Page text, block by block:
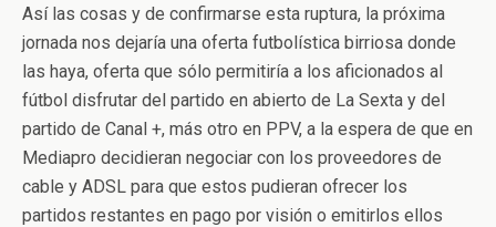
Así las cosas y de confirmarse esta ruptura, la próxima
jornada nos dejaría una oferta futbolística birriosa donde
las haya, oferta que sólo permitiría a los aficionados al
fútbol disfrutar del partido en abierto de La Sexta y del
partido de Canal +, más otro en PPV, a la espera de que en
Mediapro decidieran negociar con los proveedores de
cable y ADSL para que estos pudieran ofrecer los
partidos restantes en pago por visión o emitirlos ellos